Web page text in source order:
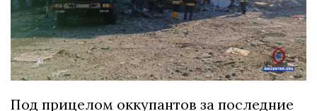
Под прицелом оккупантов за последние